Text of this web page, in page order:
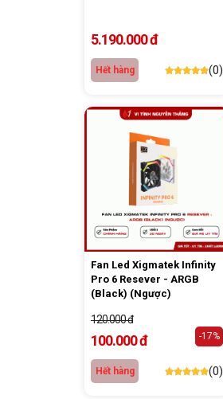
5.190.000 đ
Hết hàng (0)
Fan Led Xigmatek Infinity
Pro 6 Resever - ARGB
(Black) (Ngược)
120.000 đ
100.000 đ -17%
Hết hàng (0)